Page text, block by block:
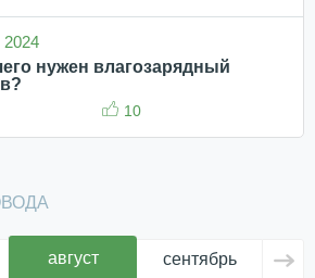
2024
нужен влагозарядный
10
август сентябрь